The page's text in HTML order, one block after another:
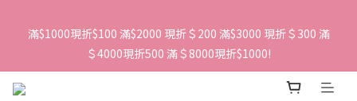
滿$1000現折$100 滿$2000 現折＄200 滿$3000 現折＄300 滿
＄4000現折500 滿＄8000現折$1000!